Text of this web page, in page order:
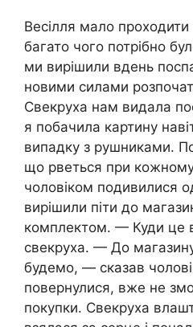
Весілля мало
багато чого потрібно
ми вирішили вдень
новими силами
Свекруха нам видала
я побачила картину
випадку з рушниками.
що рветься при
чоловіком подивилися
вирішили піти до
комплектом. — Куди це
свекруха. — До
будемо, — сказав
повернулися, вже не
покупки. Свекруха